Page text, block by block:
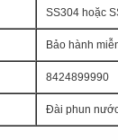
SS304 hoặc
Bảo hành
8424899990
Đài phun